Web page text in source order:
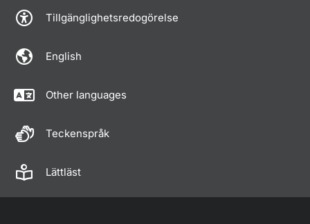
Tillgänglighetsredogörelse
English
Other languages
Teckenspråk
Lättläst